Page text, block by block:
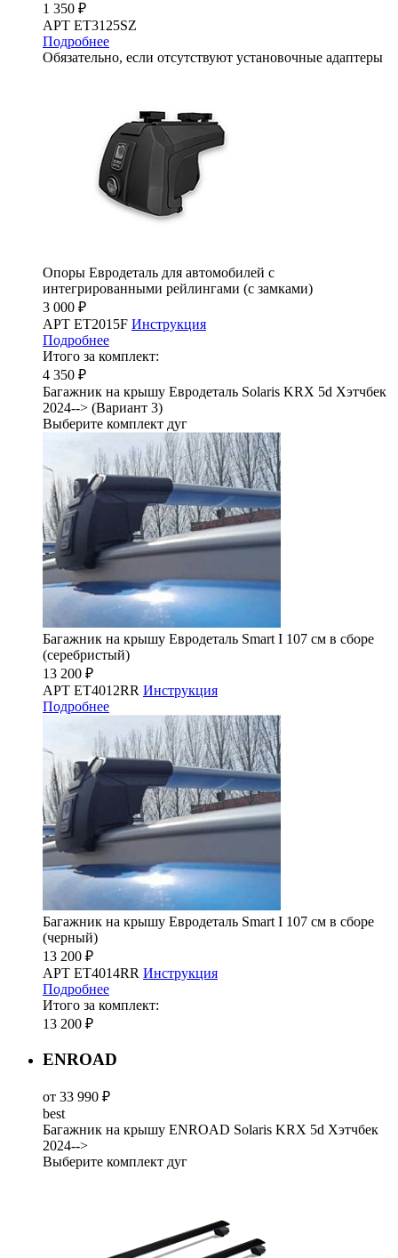
1 350 ₽
АРТ ET3125SZ
Подробнее
Обязательно, если отсутствуют установочные адаптеры
Опоры Евродеталь для автомобилей с
интегрированными рейлингами (с замками)
3 000 ₽
АРТ ET2015F Инструкция
Подробнее
Итого за комплект:
4 350 ₽
Багажник на крышу Евродеталь Solaris KRX 5d Хэтчбек
2024--> (Вариант 3)
Выберите комплект дуг
Багажник на крышу Евродеталь Smart I 107 см в сборе
(серебристый)
13 200 ₽
АРТ ET4012RR Инструкция
Подробнее
Багажник на крышу Евродеталь Smart I 107 см в сборе
(черный)
13 200 ₽
АРТ ET4014RR Инструкция
Подробнее
Итого за комплект:
13 200 ₽
ENROAD
от 33 990 ₽
best
Багажник на крышу ENROAD Solaris KRX 5d Хэтчбек
2024-->
Выберите комплект дуг